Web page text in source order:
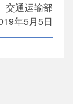
交通运输部
年5月5日